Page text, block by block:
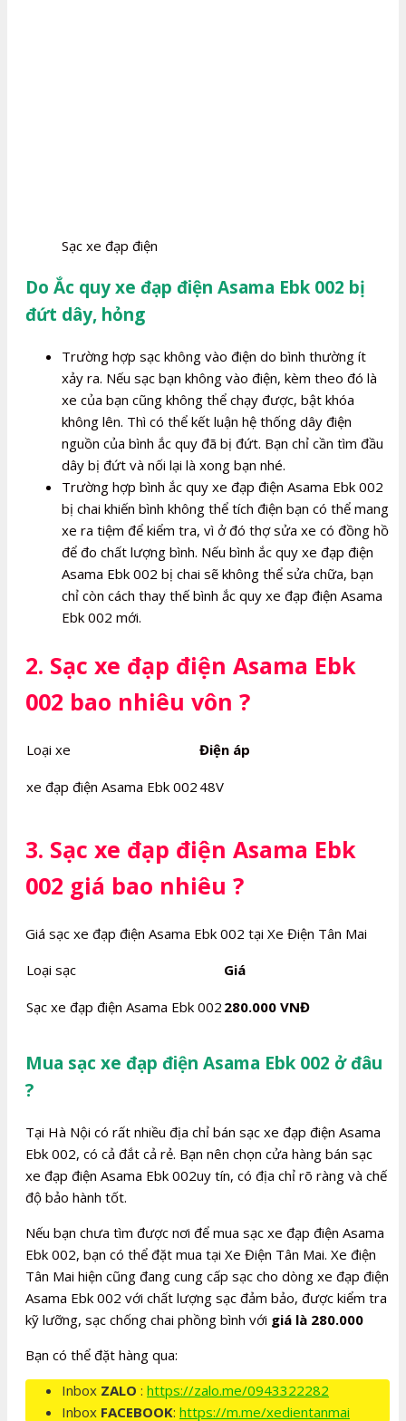
Sạc xe đạp điện
Do Ắc quy xe đạp điện Asama Ebk 002 bị
đứt dây, hỏng
Trường hợp sạc không vào điện do bình thường ít
xảy ra. Nếu sạc bạn không vào điện, kèm theo đó là
xe của bạn cũng không thể chạy được, bật khóa
không lên. Thì có thể kết luận hệ thống dây điện
nguồn của bình ắc quy đã bị đứt. Bạn chỉ cần tìm đầu
dây bị đứt và nối lại là xong bạn nhé.
Trường hợp bình ắc quy xe đạp điện Asama Ebk 002
bị chai khiến bình không thể tích điện bạn có thể mang
xe ra tiệm để kiểm tra, vì ở đó thợ sửa xe có đồng hồ
để đo chất lượng bình. Nếu bình ắc quy xe đạp điện
Asama Ebk 002 bị chai sẽ không thể sửa chữa, bạn
chỉ còn cách thay thế bình ắc quy xe đạp điện Asama
Ebk 002 mới.
2. Sạc xe đạp điện Asama Ebk
002 bao nhiêu vôn ?
Loại xe Điện áp
xe đạp điện Asama Ebk 002 48V
3. Sạc xe đạp điện Asama Ebk
002 giá bao nhiêu ?
Giá sạc xe đạp điện Asama Ebk 002 tại Xe Điện Tân Mai
Loại sạc
Giá
Sạc xe đạp điện Asama Ebk 002 280.000 VNĐ
Mua sạc xe đạp điện Asama Ebk 002 ở đâu
?
Tại Hà Nội có rất nhiều địa chỉ bán sạc xe đạp điện Asama
Ebk 002, có cả đắt cả rẻ. Bạn nên chọn cửa hàng bán sạc
xe đạp điện Asama Ebk 002uy tín, có địa chỉ rõ ràng và chế
độ bảo hành tốt.
Nếu bạn chưa tìm được nơi để mua sạc xe đạp điện Asama
Ebk 002, bạn có thể đặt mua tại Xe Điện Tân Mai. Xe điện
Tân Mai hiện cũng đang cung cấp sạc cho dòng xe đạp điện
Asama Ebk 002 với chất lượng sạc đảm bảo, được kiểm tra
kỹ lưỡng, sạc chống chai phồng bình với giá là 280.000
Bạn có thể đặt hàng qua:
Inbox ZALO : https://zalo.me/0943322282
Inbox FACEBOOK: https://m.me/xedientanmai